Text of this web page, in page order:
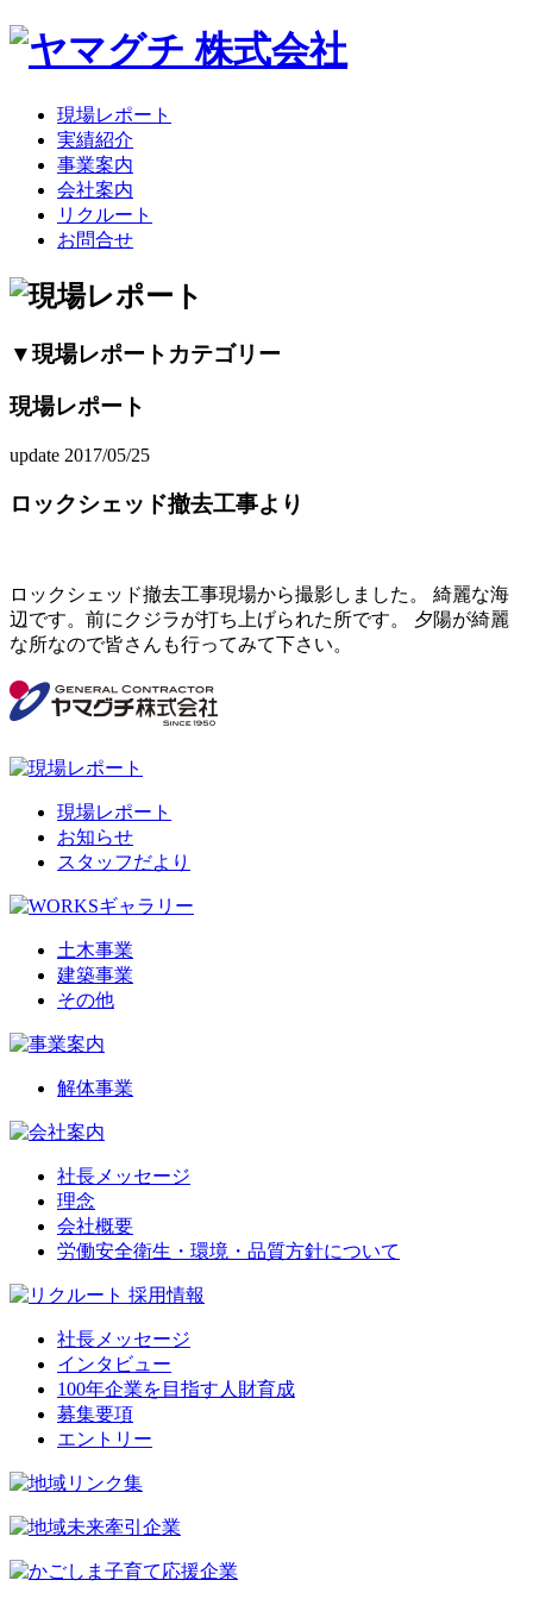
現場レポート
実績紹介
事業案内
会社案内
リクルート
お問合せ
▼現場レポートカテゴリー
現場レポート
update 2017/05/25
ロックシェッド撤去工事より
ロックシェッド撤去工事現場から撮影しました。 綺麗な海
辺です。前にクジラが打ち上げられた所です。 夕陽が綺麗
な所なので皆さんも行ってみて下さい。
現場レポート
お知らせ
スタッフだより
土木事業
建築事業
その他
解体事業
社長メッセージ
理念
会社概要
労働安全衛生・環境・品質方針について
社長メッセージ
インタビュー
100年企業を目指す人財育成
募集要項
エントリー